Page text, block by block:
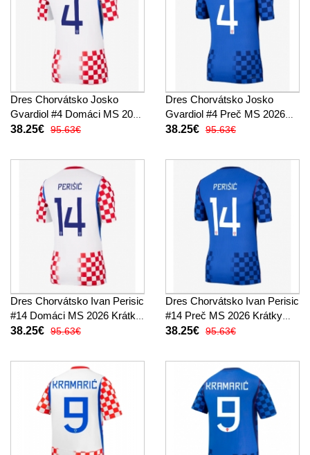
Dres Chorvátsko Josko
Gvardiol #4 Domáci MS 2026
Krátky Rukáv
38.25€ 95.63€
Dres Chorvátsko Josko
Gvardiol #4 Preč MS 2026
Krátky Rukáv
38.25€ 95.63€
Dres Chorvátsko Ivan Perisic
#14 Domáci MS 2026 Krátky
Rukáv
38.25€ 95.63€
Dres Chorvátsko Ivan Perisic
#14 Preč MS 2026 Krátky
Rukáv
38.25€ 95.63€